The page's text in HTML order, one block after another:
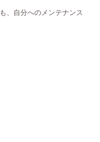
、自分へのメンテナンス